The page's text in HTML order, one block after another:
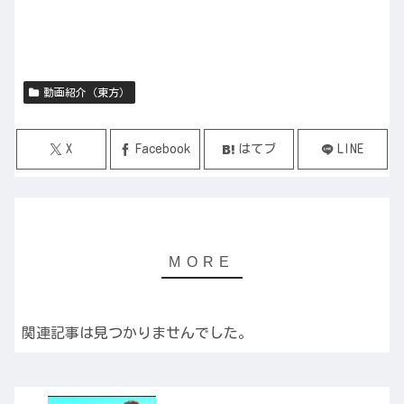
動画紹介（東方）
X Facebook はてブ LINE
関連記事は見つかりませんでした。